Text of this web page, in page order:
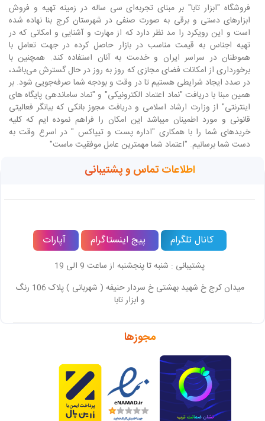
فروشگاه "ابزار تابا"بر مبنای تجربه‌ای سی ساله در زمینه تهیه و فروش
ابزارهای دستی و برقی به صورت صنفی در شهرستان کرج بنا نهاده شده
است و این رویکرد را مد نظر دارد که از مهارت و آشنایی و امکانی که در
تهیه اجناس به قیمت مناسب در بازار حاصل کرده در جهت تعامل با
هموطنان در سراسر ایران و خدمت به آنان استفاده کند. همچنین با
برخورداری از امکانات فضای مجازی که روز به روز در حال گسترش می‌باشد،
در صدد ایجاد شرایطی هستیم تا در وقت و بودجه شما صرفه‌جویی شود. بر
همین مبنا با دریافت "نماد اعتماد الکترونیکی" و "نماد ساماندهی پایگاه های
اینترنتی" از وزارت ارشاد اسلامی و دریافت مجوز بانکی که بیانگر فعالیتی
قانونی و مورد اطمینان میباشد این امکان را فراهم نموده ایم که کلیه
خریدهای شما را با همکاری "اداره پست و تیپاکس " در اسرع وقت به
دست شما برسانیم. "اعتماد شما مهمترین عامل موفقیت ماست"
اطلاعات تماس و پشتیبانی
کانال تلگرام پیج اینستاگرام آپارات
پشتیبانی : شنبه تا پنجشنبه از ساعت 9 الی 19
میدان کرج خ شهید بهشتی خ سردار حنیفه ( شهربانی ) پلاک 106 رنگ
و ابزار تابا
مجوزها